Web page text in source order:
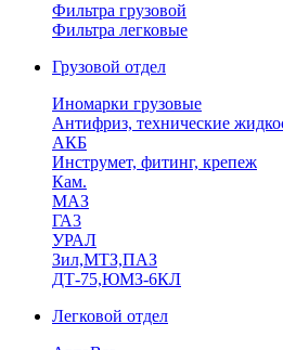
Фильтра грузовой
Фильтра легковые
Грузовой отдел
Иномарки грузовые
Антифриз, технические
АКБ
Инструмет, фитинг, крепеж
Кам.
МАЗ
ГА3
УРАЛ
Зил,МТЗ,ПАЗ
ДТ-75,ЮМЗ-6КЛ
Легковой отдел